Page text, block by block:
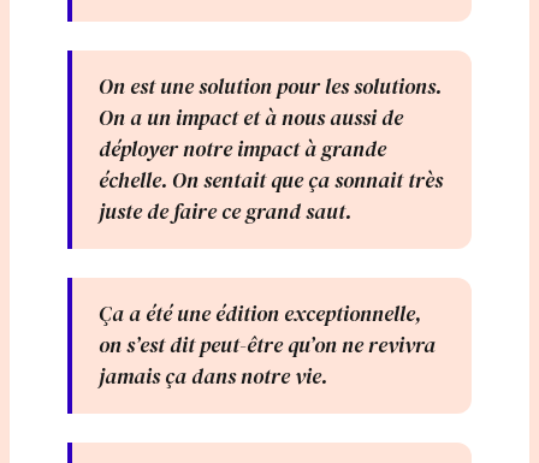
On est une solution pour les solutions.
On a un impact et à nous aussi de
déployer notre impact à grande
échelle. On sentait que ça sonnait très
juste de faire ce grand saut.
Ça a été une édition exceptionnelle,
on s’est dit peut-être qu’on ne revivra
jamais ça dans notre vie.